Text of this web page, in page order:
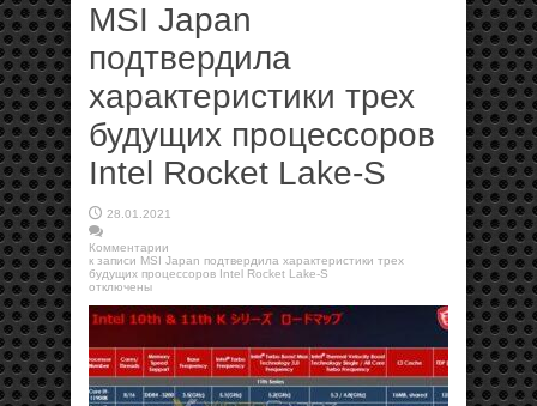
MSI Japan
подтвердила
характеристики трех
будущих процессоров
Intel Rocket Lake-S
28.01.2021
Комментарии
к записи MSI Japan подтвердила характеристики трех
будущих процессоров Intel Rocket Lake-S
отключены